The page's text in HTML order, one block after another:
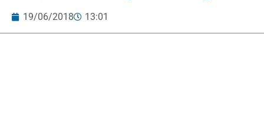
19/06/2018 13:01